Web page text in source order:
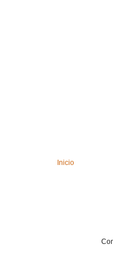
Inicio